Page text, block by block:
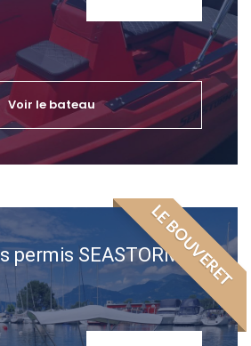
Voir le bateau
LE BOUVERET
permis SEASTORM